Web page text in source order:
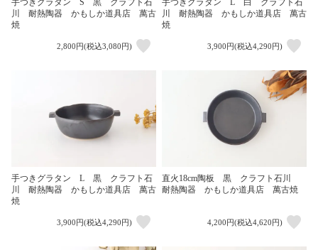
川 耐熱陶器 かもしか道具店 萬古
焼
2,800円(税込3,080円)
川 耐熱陶器 かもしか道具店 萬古
焼
3,900円(税込4,290円)
手つきグラタン L 黒 クラフト石
川 耐熱陶器 かもしか道具店 萬古
焼
3,900円(税込4,290円)
直火18cm陶板 黒 クラフト石川
耐熱陶器 かもしか道具店 萬古焼
4,200円(税込4,620円)